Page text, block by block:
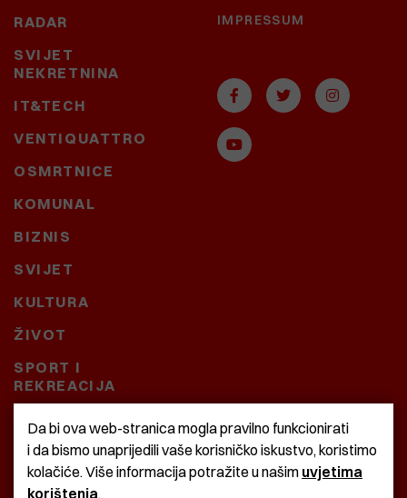
RADAR
SVIJET
NEKRETNINA
IT&TECH
VENTIQUATTRO
OSMRTNICE
KOMUNAL
BIZNIS
SVIJET
KULTURA
ŽIVOT
SPORT I
REKREACIJA
CRNA KRONIKA
BAŠTARDINI I PRAVI
KRASNA ZEMLJA
IMPRESSUM
Da bi ova web-stranica mogla pravilno funkcionirati
i da bismo unaprijedili vaše korisničko iskustvo, koristimo
kolačiće. Više informacija potražite u našim uvjetima
korištenja.